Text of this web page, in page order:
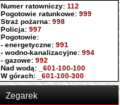
Numer ratowniczy: 112
Pogotowie ratunkowe: 999
Straż pożarna: 998
Policja: 997
Pogotowie:
- energetyczne: 991
- wodno-kanalizacyjne: 994
- gazowe: 992
Nad wodą: _601-100-100
W górach: _601-100-300
Zegarek